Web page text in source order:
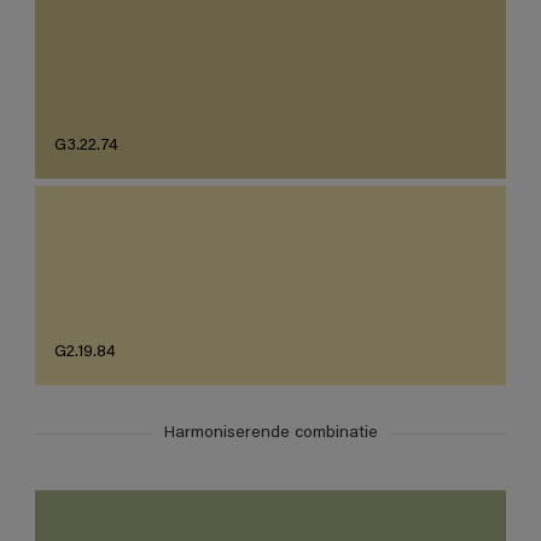
G3.22.74
G2.19.84
Harmoniserende combinatie